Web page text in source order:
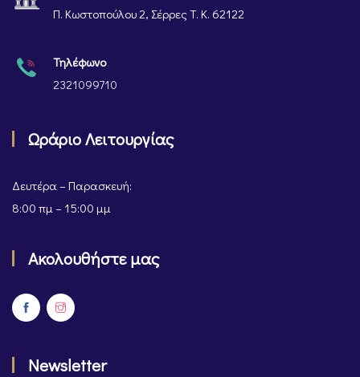
Π. Κωστοπούλου 2, Σέρρες Τ. Κ. 62122
Τηλέφωνο
2321099710
Ωράριο Λειτουργίας
Δευτέρα – Παρασκευή:
8:00 πμ – 15:00 μμ
Ακολουθήστε μας
Newsletter